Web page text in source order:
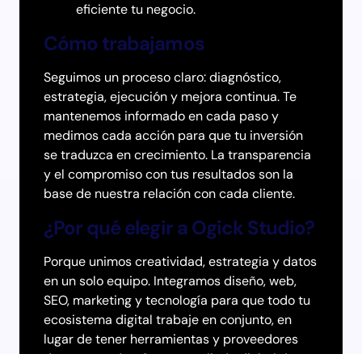
eficiente tu negocio.
Cómo trabajamos
Seguimos un proceso claro: diagnóstico,
estrategia, ejecución y mejora continua. Te
mantenemos informado en cada paso y
medimos cada acción para que tu inversión
se traduzca en crecimiento. La transparencia
y el compromiso con tus resultados son la
base de nuestra relación con cada cliente.
¿Por qué elegir a Ogick Studio?
Porque unimos creatividad, estrategia y datos
en un solo equipo. Integramos diseño, web,
SEO, marketing y tecnología para que todo tu
ecosistema digital trabaje en conjunto, en
lugar de tener herramientas y proveedores